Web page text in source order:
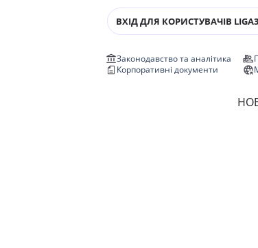
ВХІД ДЛЯ КОРИСТУВАЧІВ
Законодавство та аналітика
Корпоративні документи